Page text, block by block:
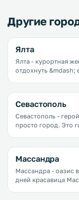
Другие
Ялта
Ялта - курортная жемчужина Если не
отдохнуть &mdash;
Севастополь
Севастополь - герой, курорт,
просто город. Это
Массандра
Массандра - оазис в Ялте С античных времен и
дней красавица